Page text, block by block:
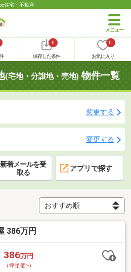
住宅・不動産
0
保存した条件
0
お気に入り
(宅地・分譲地・売地) 物件一覧
変更する
変更する
新着メールを受
取る
アプリで探す
386万円
386万円
（坪単価:-）